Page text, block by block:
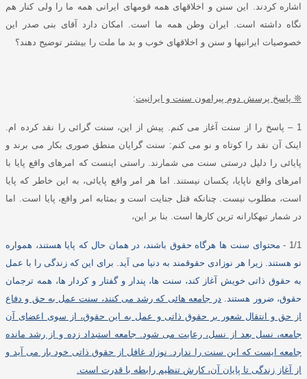
اشاره کردند
این سنن و اخلاقهای همه قومهای ایرانی همه ما را ولی کنار هم
نگاه داشته است
ایران وطن همه ما است
امکان دارد آقای بنی صدر این
خصوصیات ایرانیها و سنن و اخلاقهای خوب و بد ما ملت را بیشتر توضیح دهند؟
❊ پاسخ پرسش دوم پیرامون سنت و ایرانیت:
1 – پاسخ را از سنت آغاز می کنم پیش از این، سنت گرائی را نقد کرده ام
اینک آن نقد را کوتاه و نو می کنم : سنت گرایان منطق صوری بکار می برند و
پایائی را دلیل درستی سنت می شمارند
.راستی اینست که امرهای واقع پایا با
امرهای واقع ناپایا، یکسان نیستند
اما هر امر واقع پایائی، به این خاطر که پایا
است، مطلوب نیست
چنانکه قتل جنایت است و بمثابه امر واقع، پایا است
اما
در شمار تبهکارانه ترین کارها است
بنا بر این،
1/1 -
محتوای سنت ها هرگاه حقوق باشند، در همان حال که پایا هستند، همواره
نو هستند
زیرا هر نوزادی حقوقمند به دنیا می آید
برای این که زندگی را با عمل
به حقوق ذاتی خویش آغاز کند، سنت ها، پندار و گفتار و کردار ها، همه ترجمان
حقوق، ضرور هستند
در جامعه هائی که رشد می کنند، سنت عمل به حق و دفاع
از حق و انتقال شعور بر حقوق ذاتی و عمل به این حقوق، از سوی اعضای آن
جامعه، نسل بعد از نسل، رعایت می شود
جامعه استبداد زده و از رشد مانده
جامعه ایست که این سنت را ندارد
نوزاد غافل از حقوق ذاتی خود بار می آید و
از آغاز زندگی تا پایان آن، کارش تنظیم رابطه با قدرت است